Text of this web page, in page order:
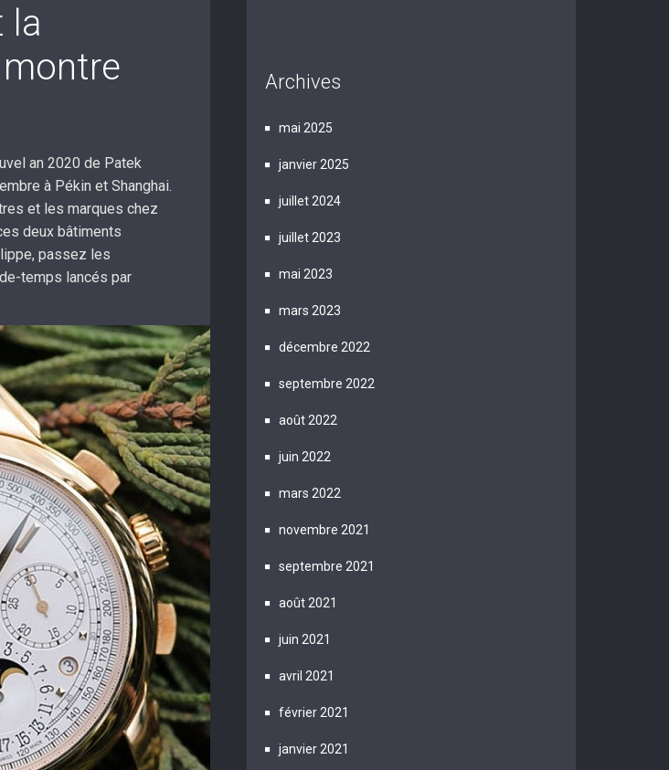
la
an 2020 de Patek
à Pékin et Shanghai.
et les marques chez
deux bâtiments
passez les
temps lancés par
Archives
mai 2025
janvier 2025
juillet 2024
juillet 2023
mai 2023
mars 2023
décembre 2022
septembre 2022
août 2022
juin 2022
mars 2022
novembre 2021
septembre 2021
août 2021
juin 2021
avril 2021
février 2021
janvier 2021